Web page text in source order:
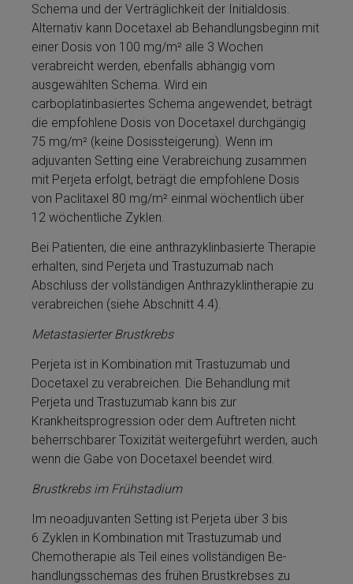
Schema und der Verträglichkeit der Initialdosis.
Alterna­tiv kann Docetaxel ab Be­handlungsbeginn mit
ei­ner Dosis von 100 mg/m² alle 3 Wochen
verabreicht werden, ebenfalls abhängig vom
ausgewählten Schema. Wird ein
carboplatinbasiertes Schema an­ge­wendet, beträgt
die empfohlene Dosis von Docetaxel durchgängig
75 mg/m² (keine Dosissteigerung). Wenn im
adjuvanten Setting eine Ver­ab­rei­chung zusammen
mit Perjeta­ erfolgt, beträgt die empfohlene Dosis
von Paclitaxel 80 mg/m² einmal wöchentlich über
12 wöchentliche Zyklen.
Bei Patienten, die eine anthrazyklinbasierte Therapie
erhalten, sind Perjeta­ und Tras­tu­zu­mab nach
Abschluss der vollständigen An­thra­zy­klintherapie zu
verabreichen (siehe Abschnitt 4.4).
Metastasierter Brustkrebs
Perjeta­ ist in Kombination mit Tras­tu­zu­mab und
Docetaxel zu verabreichen. Die Be­handlung mit
Perjeta­ und Tras­tu­zu­mab kann bis zur
Krankheitsprogression oder dem Auftreten nicht
beherrschbarer Toxizität weitergeführt werden, auch
wenn die Gabe von Docetaxel beendet wird.
Brustkrebs im Frühstadium
Im neoadjuvanten Setting ist Perjeta­ über 3 bis
6 Zyklen in Kombination mit Tras­tu­zu­mab und
Chemotherapie als Teil ei­nes vollständigen Be­
handlungsschemas des frühen Brustkrebses zu